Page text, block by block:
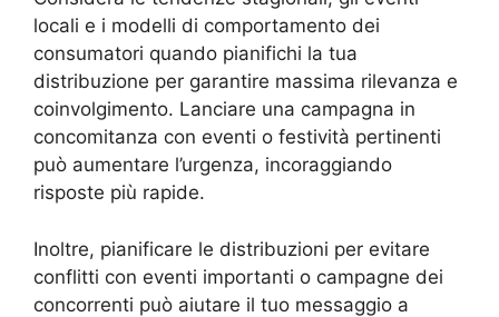
locali e i modelli di comportamento dei
consumatori quando pianifichi la tua
distribuzione per garantire massima rilevanza e
coinvolgimento. Lanciare una campagna in
concomitanza con eventi o festività pertinenti
può aumentare l’urgenza, incoraggiando
risposte più rapide.
Inoltre, pianificare le distribuzioni per evitare
conflitti con eventi importanti o campagne dei
concorrenti può aiutare il tuo messaggio a